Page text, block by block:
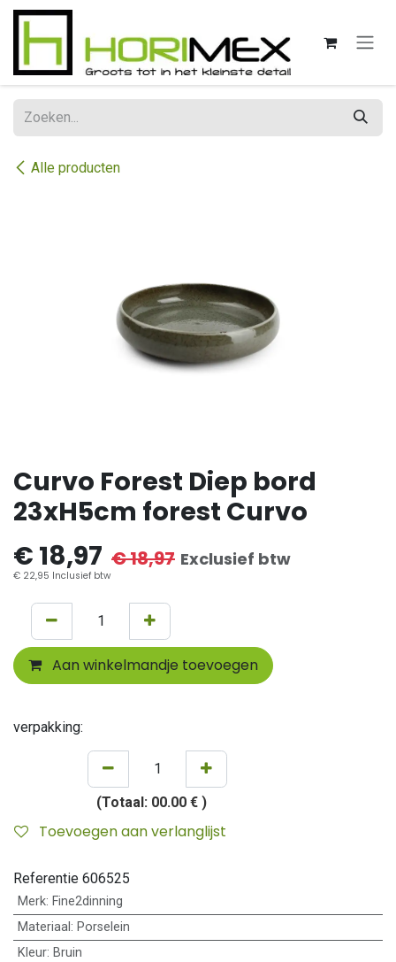
Overslaan naar inhoud
Alle producten
Curvo Forest Diep bord
23xH5cm forest Curvo
€ 18,97 €18,97 Exclusief btw
€ 22,95 Inclusief btw
Aan winkelmandje toevoegen
verpakking:
(Totaal: 00.00 € )
Toevoegen aan verlanglijst
Referentie 606525
Merk: Fine2dinning
Materiaal : Porselein
Kleur: Bruin